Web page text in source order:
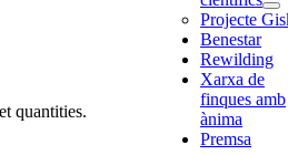
quantities.
Projecte
Benestar
Rewilding
Xarxa de
finques amb
ànima
Premsa